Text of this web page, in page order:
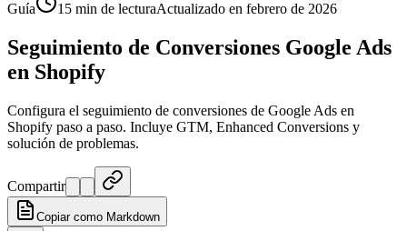
Guía 15 min de lecturaActualizado en febrero de 2026
Seguimiento de Conversiones Google Ads
en Shopify
Configura el seguimiento de conversiones de Google Ads en
Shopify paso a paso. Incluye GTM, Enhanced Conversions y
solución de problemas.
Compartir
Copiar como Markdown